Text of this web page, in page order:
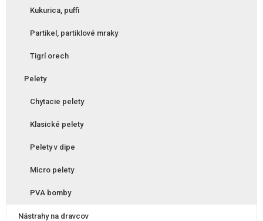
Kukurica, puffi
Partikel, partiklové mraky
Tigrí orech
Pelety
Chytacie pelety
Klasické pelety
Pelety v dipe
Micro pelety
PVA bomby
Nástrahy na dravcov